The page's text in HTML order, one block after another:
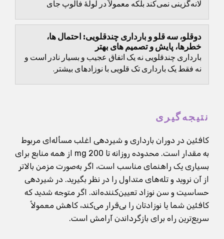
لانه‌گزینی نمی‌کند بلکه معمولاً در لولهٔ فالوپ جای
از...
دوقلو، سه قلو و بارداری چندقلویی: احتمال ها،
خطرها، پایش و تصمیم های بهتر
بارداری چندقلویی نه یک اتفاق عجیب و بسیار نادر است و
نه فقط یک بارداری تک قلویی با نوزادهای بیشتر.
نتیجه‌گیری
کافئین در دوران بارداری و شیردهی اغلب مسأله‌ای مربوط
به مقدار است. محدوده روزانه تا 200 mg از همه منابع برای
بسیاری یک راهنمای مناسب است، اگر به‌صورت مزمن بالاتر
از آن نروید و تله‌های متداول را در نظر بگیرید. در شیردهی
حساسیت و سن نوزاد تعیین‌کننده‌اند. اگر متوجه شدید که
کافئین شما یا نوزادتان را بی‌قرار می‌کند، کاهش معمولاً
سریع‌ترین راه برای بازگرداندن آرامش است.